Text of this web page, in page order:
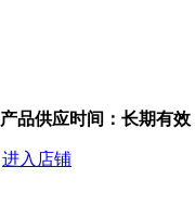
产品供应时间：长期有效
进入店铺